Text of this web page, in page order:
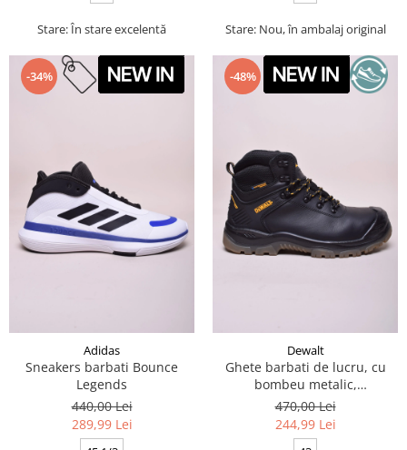
Stare: În stare excelentă Stare: Nou, în ambalaj original
-34%
Adidas
Sneakers barbati Bounce
Legends
440,00 Lei
289,99 Lei
-48%
Dewalt
Ghete barbati de lucru, cu
bombeu metalic,
impermeabile
470,00 Lei
244,99 Lei